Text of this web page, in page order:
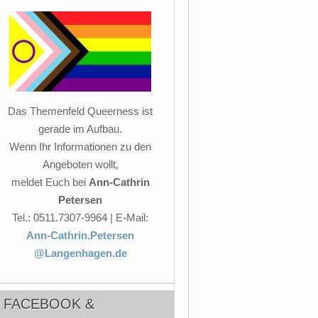
Das Themenfeld Queerness ist
gerade im Aufbau.
Wenn Ihr Informationen zu den
Angeboten wollt,
meldet Euch bei Ann-Cathrin
Petersen
Tel.: 0511.7307-9964 | E-Mail:
Ann-Cathrin.Petersen
@Langenhagen.de
FACEBOOK &